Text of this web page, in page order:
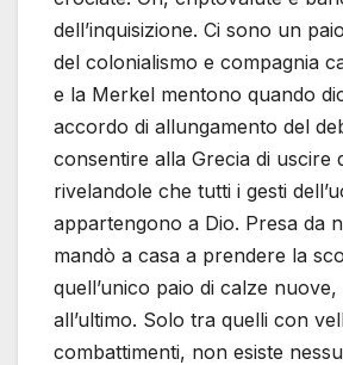
dell’inquisizione. Ci sono un
del colonialismo e compagnia
e la Merkel mentono quando
accordo di allungamento del
consentire alla Grecia di uscire
rivelandole che tutti i gesti
appartengono a Dio. Presa da
mandò a casa a prendere la
quell’unico paio di calze
all’ultimo. Solo tra quelli con
combattimenti, non esiste